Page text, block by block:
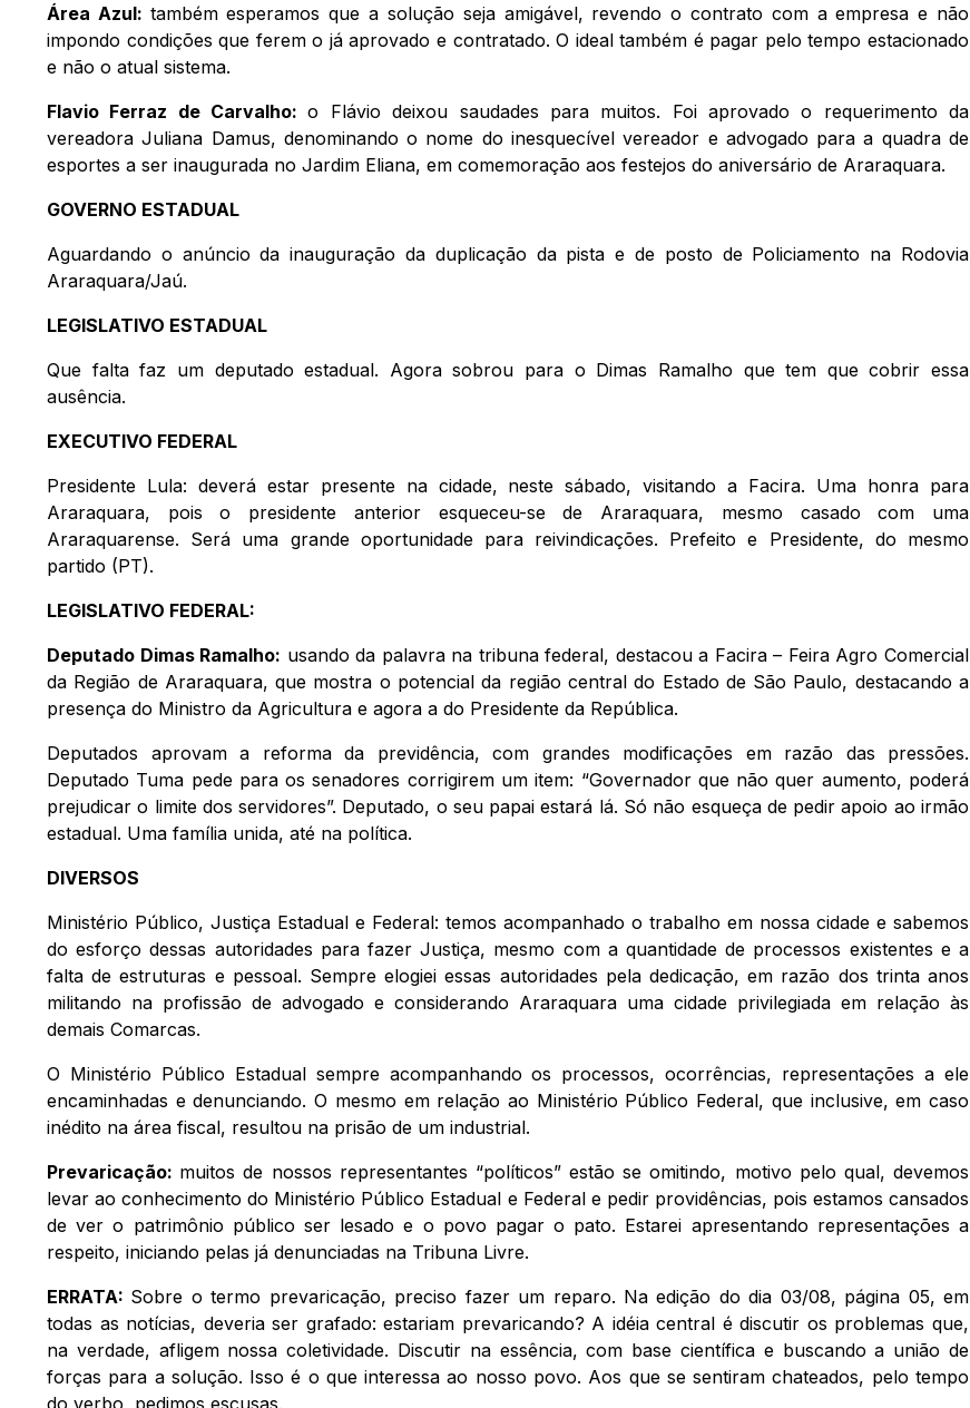
Área Azul: também esperamos que a solução seja amigável, revendo o contrato com a empresa e não
impondo condições que ferem o já aprovado e contratado. O ideal também é pagar pelo tempo estacionado
e não o atual sistema.
Flavio Ferraz de Carvalho:o Flávio deixou saudades para muitos. Foi aprovado o requerimento da
vereadora Juliana Damus, denominando o nome do inesquecível vereador e advogado para a quadra de
esportes a ser inaugurada no Jardim Eliana, em comemoração aos festejos do aniversário de Araraquara.
GOVERNO ESTADUAL
Aguardando o anúncio da inauguração da duplicação da pista e de posto de Policiamento na Rodovia
Araraquara/Jaú.
LEGISLATIVO ESTADUAL
Que falta faz um deputado estadual. Agora sobrou para o Dimas Ramalho que tem que cobrir essa
ausência.
EXECUTIVO FEDERAL
Presidente Lula: deverá estar presente na cidade, neste sábado, visitando a Facira. Uma honra para
Araraquara, pois o presidente anterior esqueceu-se de Araraquara, mesmo casado com uma
Araraquarense. Será uma grande oportunidade para reivindicações. Prefeito e Presidente, do mesmo
partido (PT).
LEGISLATIVO FEDERAL:
Deputado Dimas Ramalho: usando da palavra na tribuna federal, destacou a Facira – Feira Agro Comercial
da Região de Araraquara, que mostra o potencial da região central do Estado de São Paulo, destacando a
presença do Ministro da Agricultura e agora a do Presidente da República.
Deputados aprovam a reforma da previdência, com grandes modificações em razão das pressões.
Deputado Tuma pede para os senadores corrigirem um item: “Governador que não quer aumento, poderá
prejudicar o limite dos servidores”. Deputado, o seu papai estará lá. Só não esqueça de pedir apoio ao irmão
estadual. Uma família unida, até na política.
DIVERSOS
Ministério Público, Justiça Estadual e Federal: temos acompanhado o trabalho em nossa cidade e sabemos
do esforço dessas autoridades para fazer Justiça, mesmo com a quantidade de processos existentes e a
falta de estruturas e pessoal. Sempre elogiei essas autoridades pela dedicação, em razão dos trinta anos
militando na profissão de advogado e considerando Araraquara uma cidade privilegiada em relação às
demais Comarcas.
O Ministério Público Estadual sempre acompanhando os processos, ocorrências, representações a ele
encaminhadas e denunciando. O mesmo em relação ao Ministério Público Federal, que inclusive, em caso
inédito na área fiscal, resultou na prisão de um industrial.
Prevaricação: muitos de nossos representantes “políticos” estão se omitindo, motivo pelo qual, devemos
levar ao conhecimento do Ministério Público Estadual e Federal e pedir providências, pois estamos cansados
de ver o patrimônio público ser lesado e o povo pagar o pato. Estarei apresentando representações a
respeito, iniciando pelas já denunciadas na Tribuna Livre.
ERRATA: Sobre o termo prevaricação, preciso fazer um reparo. Na edição do dia 03/08, página 05, em
todas as notícias, deveria ser grafado: estariam prevaricando? A idéia central é discutir os problemas que,
na verdade, afligem nossa coletividade. Discutir na essência, com base científica e buscando a união de
forças para a solução. Isso é o que interessa ao nosso povo. Aos que se sentiram chateados, pelo tempo
do verbo, pedimos escusas.